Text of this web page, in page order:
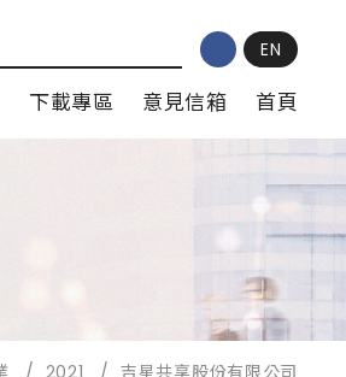
EN
下載專區 意見信箱 首頁
/ 2021 / 吉星共享股份有限公司